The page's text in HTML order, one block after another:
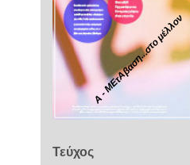
Α - ΜΕτΑβαση...στο μέλλον
Τεύχος